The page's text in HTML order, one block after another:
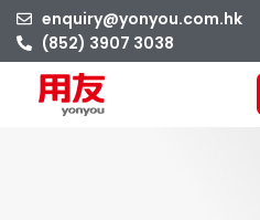
enquiry@yonyou.com.hk
(852) 3907 3038